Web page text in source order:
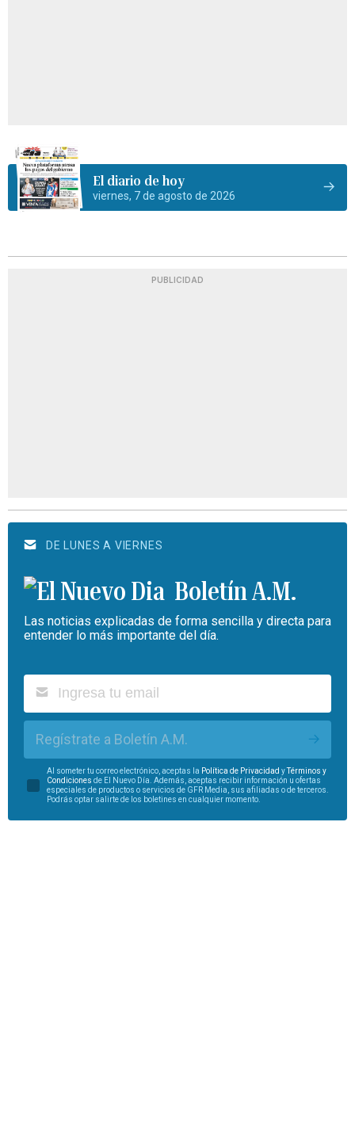
El diario de hoy
viernes, 7 de agosto de 2026
PUBLICIDAD
DE LUNES A VIERNES
Boletín A.M.
Las noticias explicadas de forma sencilla y directa para
entender lo más importante del día.
Regístrate a Boletín A.M.
Al someter tu correo electrónico, aceptas la Política de Privacidad yTérminos y
Condiciones de El Nuevo Día. Además, aceptas recibir información u ofertas
especiales de productos o servicios de GFR Media, sus afiliadas o de terceros.
Podrás optar salirte de los boletines en cualquier momento.